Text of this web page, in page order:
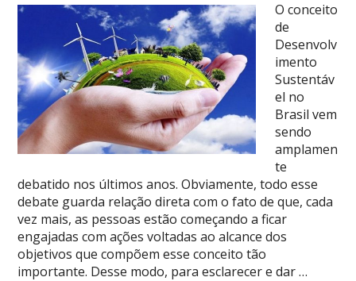
O conceito
de
Desenvolv
imento
Sustentáv
el no
Brasil vem
sendo
amplamen
te
debatido nos últimos anos. Obviamente, todo esse
debate guarda relação direta com o fato de que, cada
vez mais, as pessoas estão começando a ficar
engajadas com ações voltadas ao alcance dos
objetivos que compõem esse conceito tão
importante. Desse modo, para esclarecer e dar …